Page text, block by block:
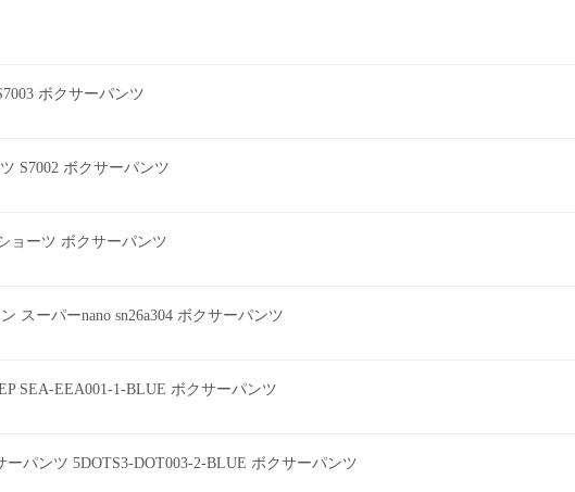
ボクサーパンツ
S7002 ボクサーパンツ
ョーツ ボクサーパンツ
スーパーnano sn26a304 ボクサーパンツ
SEA-EEA001-1-BLUE ボクサーパンツ
パンツ 5DOTS3-DOT003-2-BLUE ボクサーパンツ